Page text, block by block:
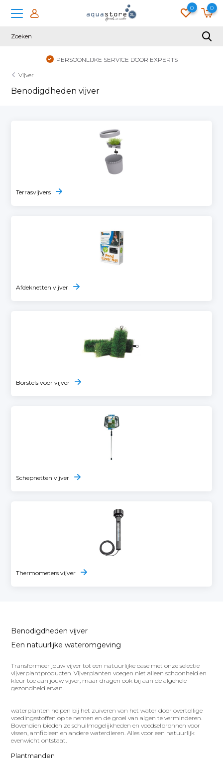
0 0
PERSOONLIJKE SERVICE DOOR EXPERTS
Vijver
Benodigdheden vijver
Terrasvijvers
Afdeknetten vijver
Borstels voor vijver
Schepnetten vijver
Thermometers vijver
Benodigdheden vijver
Een natuurlijke wateromgeving
Transformeer jouw vijver tot een natuurlijke oase met onze selectie
vijverplantproducten. Vijverplanten voegen niet alleen schoonheid en
kleur toe aan jouw vijver, maar dragen ook bij aan de algehele
gezondheid ervan.
waterplanten helpen bij het zuiveren van het water door overtollige
voedingsstoffen op te nemen en de groei van algen te verminderen.
Bovendien bieden ze schuilmogelijkheden en voedselbronnen voor
vissen, amfibieën en andere waterdieren. Alles voor een natuurlijk
evenwicht ontstaat.
Plantmanden